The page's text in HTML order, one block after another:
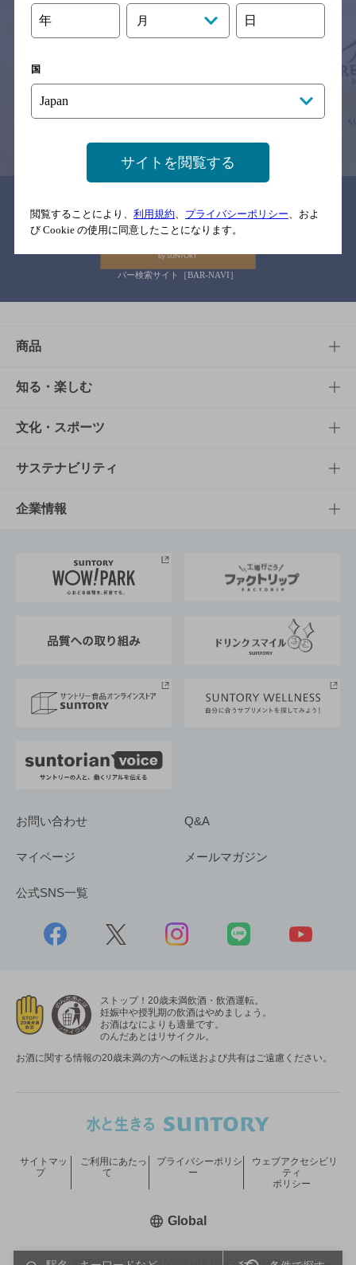
サイトマップ 利用規約
念のためお店にご確認の上ご来店くださいますようお願い申し上げま
バー検索サイト［BAR-NAVI］
商品
商品TOP
商品一覧
商品発売情報
栄養成分一覧
知る・楽しむ
知る・楽しむTOP
キャンペーン
工場見学
地域情報
文化・スポーツ
文化・スポーツTOP
サントリーホール
サントリーサンバーズ大阪
サステナビリティ
サステナビリティTOP
サントリーが考えるサステナビリティ経営
企業情報
企業概要
採用情報
お問い合わせ Q&A
マイページ メールマガジン
公式SNS一覧
ストップ！20歳未満飲酒・飲酒運転。
妊娠中や授乳期の飲酒はやめましょう。
お酒はなによりも適量です。
のんだあとはリサイクル。
お酒に関する情報の20歳未満の方への転送および共有はご遠慮ください。
サイトマッ
プ
ご利用にあたっ
て
プライバシーポリシ
ー
ウェブアクセシビリ
ティ
ポリシー
Global新しいウィンドウで開く
年 月 日
国
サイトを閲覧する
閲覧することにより、 利用規約 プライバシーポリシー 、およ
び Cookie の使用に同意したことになります。